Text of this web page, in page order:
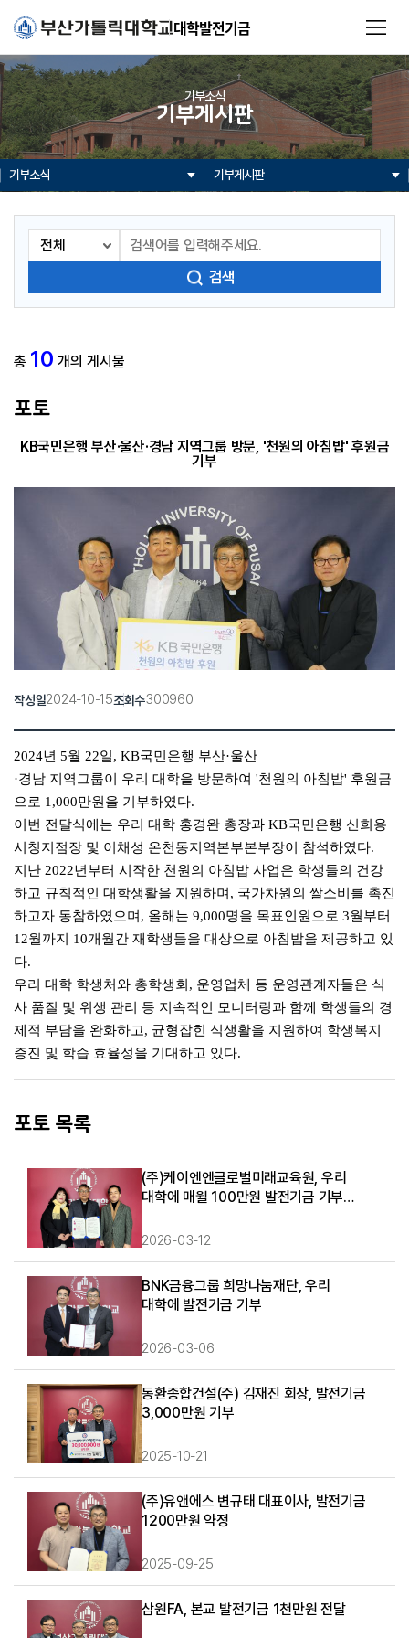
대학발전기금
기부소식
기부게시판
기부소식 기부게시판
검색
총 10 개의 게시물
포토
KB국민은행 부산·울산·경남 지역그룹 방문, '천원의 아침밥' 후원금
기부
작성일2024-10-15조회수300960
2024년 5월 22일, KB국민은행 부산·울산
·경남 지역그룹이 우리 대학을 방문하여 '천원의 아침밥' 후원금
으로 1,000만원을 기부하였다.
이번 전달식에는 우리 대학 홍경완 총장과 KB국민은행 신희용
시청지점장 및 이채성 온천동지역본부본부장이 참석하였다.
지난 2022년부터 시작한 천원의 아침밥 사업은 학생들의 건강
하고 규칙적인 대학생활을 지원하며, 국가차원의 쌀소비를 촉진
하고자 동참하였으며, 올해는 9,000명을 목표인원으로 3월부터
12월까지 10개월간 재학생들을 대상으로 아침밥을 제공하고 있
다.
우리 대학 학생처와 총학생회, 운영업체 등 운영관계자들은 식
사 품질 및 위생 관리 등 지속적인 모니터링과 함께 학생들의 경
제적 부담을 완화하고, 균형잡힌 식생활을 지원하여 학생복지
증진 및 학습 효율성을 기대하고 있다.
포토 목록
(주)케이엔엔글로벌미래교육원, 우리
대학에 매월 100만원 발전기금 기부
2026-03-12
BNK금융그룹 희망나눔재단, 우리
대학에 발전기금 기부
2026-03-06
동환종합건설(주) 김재진 회장, 발전기금
3,000만원 기부
2025-10-21
(주)유앤에스 변규태 대표이사, 발전기금
1200만원 약정
2025-09-25
삼원FA, 본교 발전기금 1천만원 전달